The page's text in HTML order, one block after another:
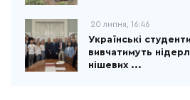
20 липня, 16:46
Українські
вивчатимуть
нішевих ...